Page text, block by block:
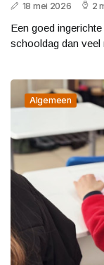
18 mei 2026 2
Een goed
schooldag dan veel
Algemeen